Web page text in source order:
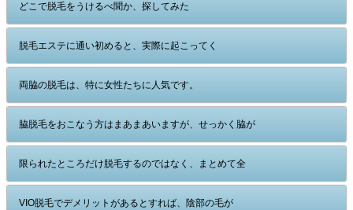
どこで脱毛をうけるべ聞か、探してみた
脱毛エステに通い初めると、実際に起こってく
両脇の脱毛は、特に女性たちに人気です。
脇脱毛をおこなう方はまあまあいますが、せっかく脇が
限られたところだけ脱毛するのではなく、まとめて全
VIO脱毛でデメリットがあるとすれば、陰部の毛が